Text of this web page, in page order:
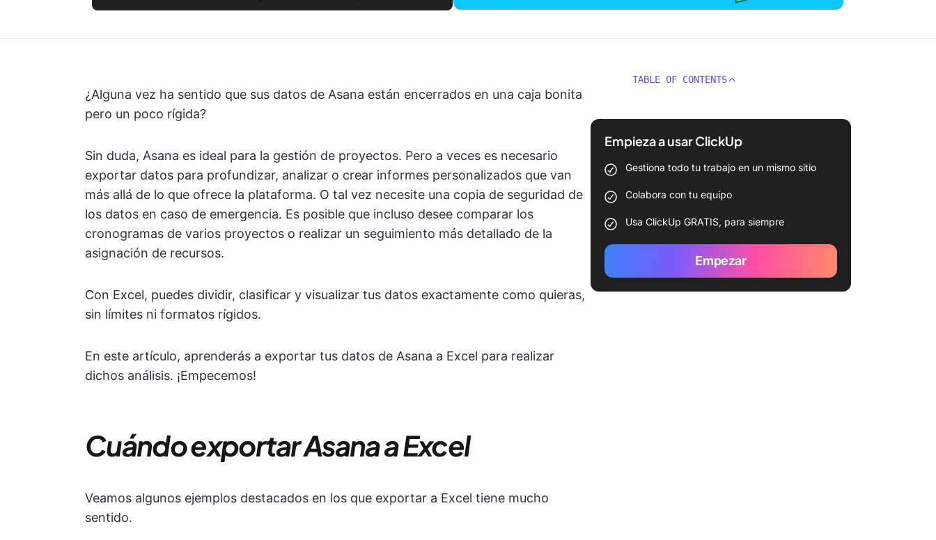
¿Alguna vez ha sentido que sus datos de Asana están encerrados en una caja bonita
pero un poco rígida?
Sin duda, Asana es ideal para la gestión de proyectos. Pero a veces es necesario
exportar datos para profundizar, analizar o crear informes personalizados que van
más allá de lo que ofrece la plataforma. O tal vez necesite una copia de seguridad de
los datos en caso de emergencia. Es posible que incluso desee comparar los
cronogramas de varios proyectos o realizar un seguimiento más detallado de la
asignación de recursos.
Con Excel, puedes dividir, clasificar y visualizar tus datos exactamente como quieras,
sin límites ni formatos rígidos.
En este artículo, aprenderás a exportar tus datos de Asana a Excel para realizar
dichos análisis. ¡Empecemos!
Cuándo exportar Asana a Excel
Veamos algunos ejemplos destacados en los que exportar a Excel tiene mucho
sentido.
TABLE OF CONTENTS
Empieza a usar ClickUp
Gestiona todo tu trabajo en un mismo sitio
Colabora con tu equipo
Usa ClickUp GRATIS, para siempre
Empezar